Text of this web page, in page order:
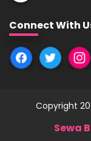
Connect With
Copyright
Sewa